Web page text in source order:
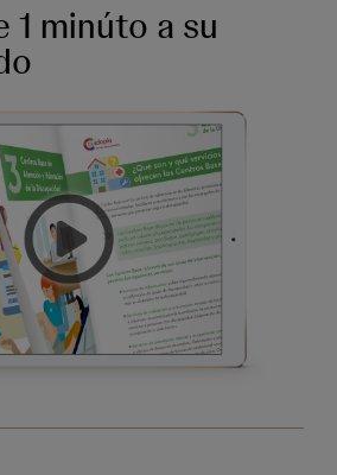
1 minúto a su